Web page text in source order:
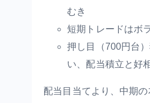
むき
短期トレードはボ
押し目（700円台
い、配当積立と好
配当目当てより、中期